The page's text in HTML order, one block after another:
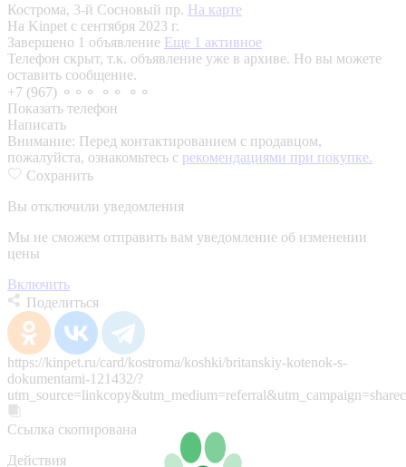
Кострома, 3-й Сосновый пр. На карте
На Kinpet c сентября 2023 г.
Завершено 1 объявление Еще 1 активное
Телефон скрыт, т.к. объявление уже в архиве. Но вы можете
оставить сообщение.
+7 (967) ⚬⚬⚬ ⚬⚬ ⚬⚬
Показать телефон
Написать
Внимание: Перед контактированием с продавцом,
пожалуйста, ознакомьтесь с рекомендациями при покупке.
Сохранить
Вы отключили уведомления
Мы не сможем отправить вам уведомление об изменении
цены
Включить
Поделиться
https://kinpet.ru/card/kostroma/koshki/britanskiy-kotenok-s-
dokumentami-121432/?
Ссылка скопирована
Действия